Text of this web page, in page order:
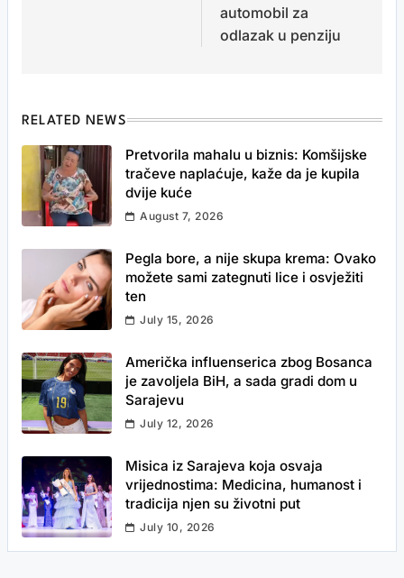
automobil za
odlazak u penziju
RELATED NEWS
Pretvorila mahalu u biznis: Komšijske
tračeve naplaćuje, kaže da je kupila
dvije kuće
August 7, 2026
Pegla bore, a nije skupa krema: Ovako
možete sami zategnuti lice i osvježiti
ten
July 15, 2026
Američka influenserica zbog Bosanca
je zavoljela BiH, a sada gradi dom u
Sarajevu
July 12, 2026
Misica iz Sarajeva koja osvaja
vrijednostima: Medicina, humanost i
tradicija njen su životni put
July 10, 2026